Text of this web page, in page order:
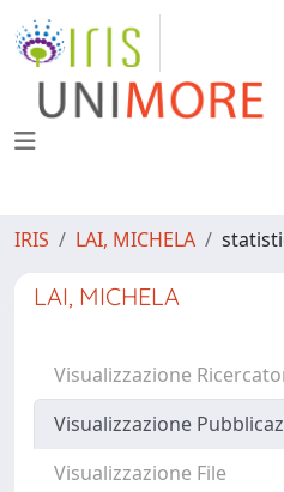
IRIS LAI, MICHELA
LAI, MICHELA
Visualizzazione
Visualizzazione
Visualizzazione File